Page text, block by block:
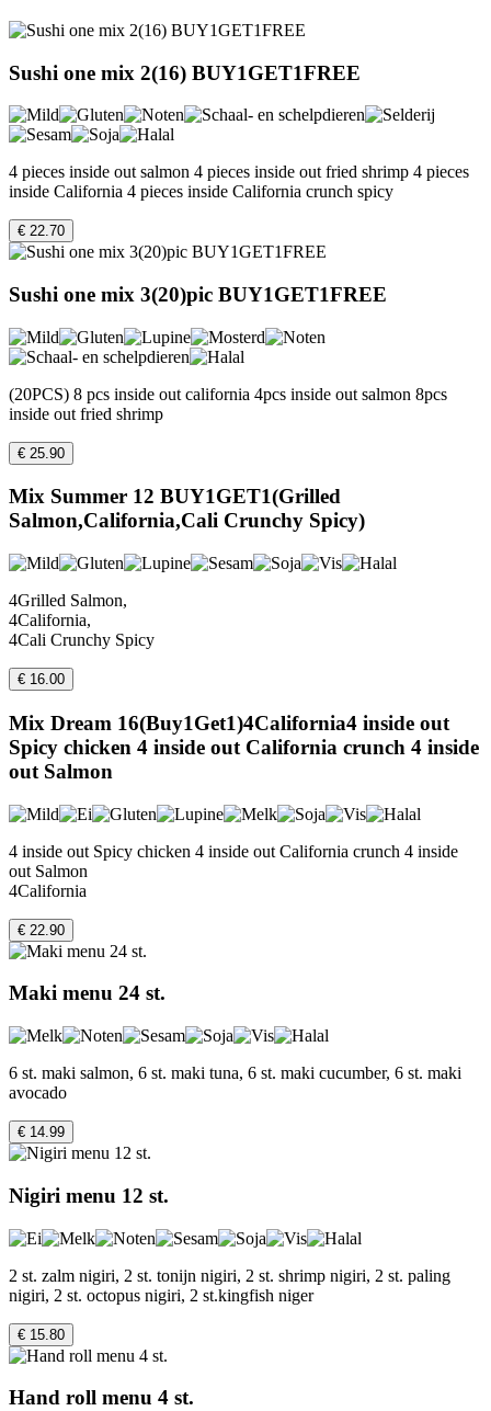
Sushi one mix 2(16) BUY1GET1FREE
4 pieces inside out salmon 4 pieces inside out fried shrimp 4 pieces
inside California 4 pieces inside California crunch spicy
€ 22.70
Sushi one mix 3(20)pic BUY1GET1FREE
(20PCS) 8 pcs inside out california 4pcs inside out salmon 8pcs
inside out fried shrimp
€ 25.90
Mix Summer 12 BUY1GET1(Grilled
Salmon,California,Cali Crunchy Spicy)
4Grilled Salmon,
4California,
4Cali Crunchy Spicy
€ 16.00
Mix Dream 16(Buy1Get1)4California4 inside out
Spicy chicken 4 inside out California crunch 4 inside
out Salmon
4 inside out Spicy chicken 4 inside out California crunch 4 inside
out Salmon
4California
€ 22.90
Maki menu 24 st.
6 st. maki salmon, 6 st. maki tuna, 6 st. maki cucumber, 6 st. maki
avocado
€ 14.99
Nigiri menu 12 st.
2 st. zalm nigiri, 2 st. tonijn nigiri, 2 st. shrimp nigiri, 2 st. paling
nigiri, 2 st. octopus nigiri, 2 st.kingfish niger
€ 15.80
Hand roll menu 4 st.